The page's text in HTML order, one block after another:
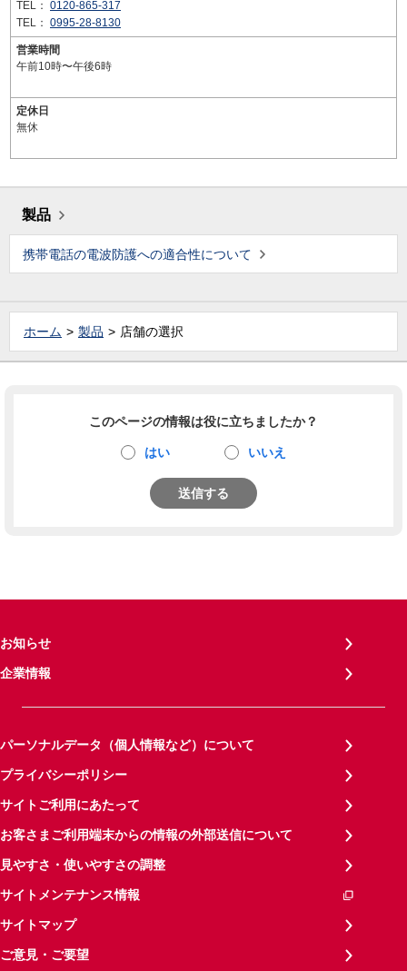
TEL： 0120-865-317
TEL： 0995-28-8130
営業時間
午前10時〜午後6時
定休日
無休
製品
携帯電話の電波防護への適合性について
ホーム 製品 店舗の選択
このページの情報は役に立ちましたか？
はい いいえ
送信する
お知らせ
企業情報
パーソナルデータ（個人情報など）について
プライバシーポリシー
サイトご利用にあたって
お客さまご利用端末からの情報の外部送信について
見やすさ・使いやすさの調整
サイトメンテナンス情報
サイトマップ
ご意見・ご要望